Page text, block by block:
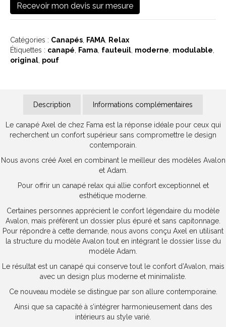
Catégories : Canapés FAMA
Relax
Étiquettes : canapé Fama fauteuil moderne modulable
original pouf
Description Informations complémentaires
Le canapé Axel de chez Fama est la réponse idéale pour ceux qui
recherchent un confort supérieur sans compromettre le design
contemporain.
Nous avons créé Axel en combinant le meilleur des modèles Avalon
et Adam.
Pour offrir un canapé relax qui allie confort exceptionnel et
esthétique moderne.
Certaines personnes apprécient le confort légendaire du modèle
Avalon, mais préfèrent un dossier plus épuré et sans capitonnage.
Pour répondre à cette demande, nous avons conçu Axel en utilisant
la structure du modèle Avalon tout en intégrant le dossier lisse du
modèle Adam.
Le résultat est un canapé qui conserve tout le confort d’Avalon, mais
avec un design plus moderne et minimaliste.
Ce nouveau modèle se distingue par son allure contemporaine.
Ainsi que sa capacité à s’intégrer harmonieusement dans des
intérieurs au style varié.